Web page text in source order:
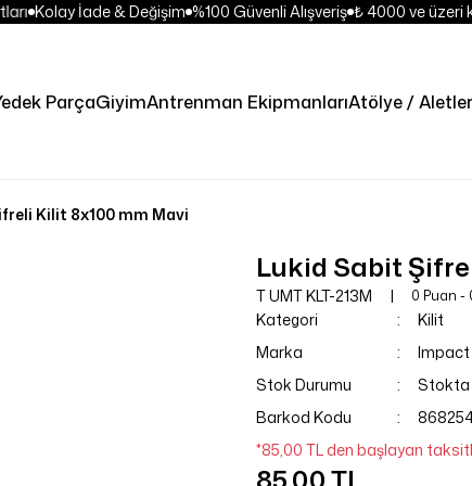
Kolay İade & Değişim %100 Güvenli Alışveriş ₺ 4000 ve üzeri
ParçaGiyimAntrenman EkipmanlarıAtölye / Aletler
Kilit 8x100 mm Mavi
Lukid Sabit
T UMT KLT-213M 0 Puan -
Kategori
Kilit
Marka
Impact
Stok Durumu
Stokta
Barkod Kodu
*85,00 TL den başlayan